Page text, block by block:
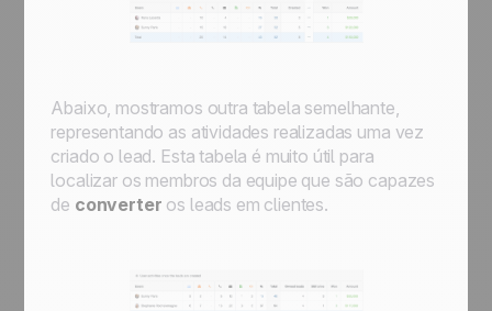
Abaixo, mostramos outra tabela semelhante,
representando as atividades realizadas uma vez
criado o lead. Esta tabela é muito útil para
localizar os membros da equipe que são capazes
de converter os leads em clientes.